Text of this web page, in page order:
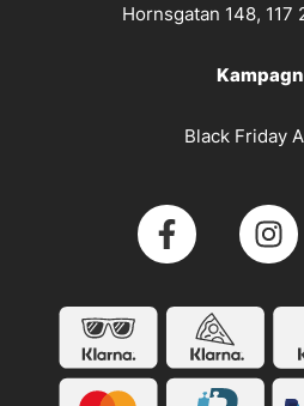
Hornsgatan 148, 117
Black Friday